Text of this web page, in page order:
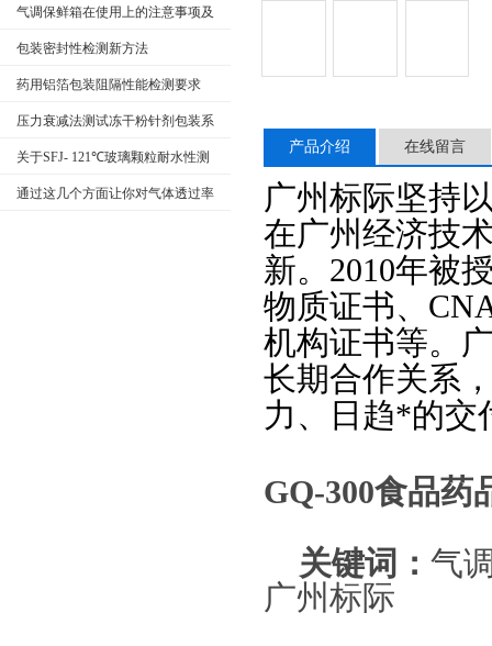
的工作要求及注意事项
气调保鲜箱在使用上的注意事项及
维护保养
包装密封性检测新方法
药用铝箔包装阻隔性能检测要求
压力衰减法测试冻干粉针剂包装系
统的密封性
关于SFJ- 121℃玻璃颗粒耐水性测
试方面
通过这几个方面让你对气体透过率
产品介绍 在线留言
广州标际坚持
在广州经济技
新。 2010年被
物质证书、
机构证书等。
长期合作关系
力、日趋*的交
GQ-300食品药
关键词： 气
广州标际